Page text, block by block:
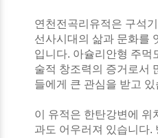
연천전곡리유적은 구석
선사시대의 삶과 문화를
입니다. 아슐리안형 주먹
술적 창조력의 증거로서
들에게 큰 관심을 받고 있
이 유적은 한탄강변에 위
과도 어우러져 있습니다.